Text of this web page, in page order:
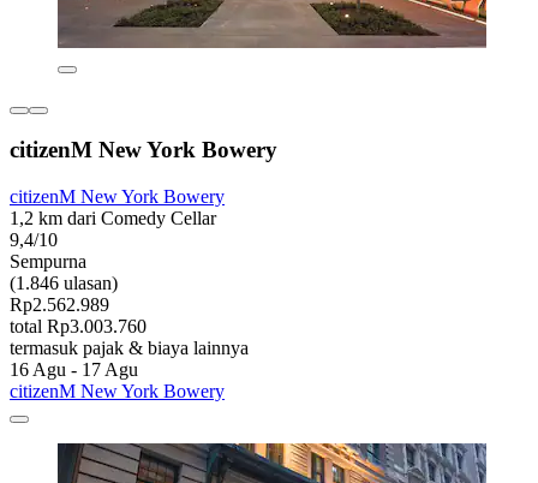
citizenM New York Bowery
citizenM New York Bowery
1,2 km dari Comedy Cellar
9,4/10
Sempurna
(1.846 ulasan)
Rp2.562.989
total Rp3.003.760
termasuk pajak & biaya lainnya
16 Agu - 17 Agu
citizenM New York Bowery